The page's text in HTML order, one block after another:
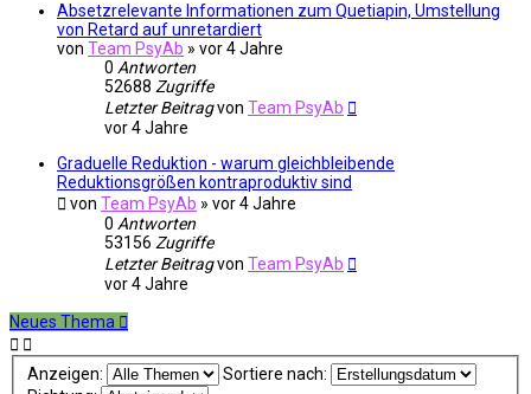
Absetzrelevante Informationen zum Quetiapin, Umstellung
von Retard auf unretardiert
von Team PsyAb » vor 4 Jahre
0 Antworten
52688 Zugriffe
Letzter Beitragvon Team PsyAb
vor 4 Jahre
Graduelle Reduktion - warum gleichbleibende
Reduktionsgrößen kontraproduktiv sind
von Team PsyAb » vor 4 Jahre
0 Antworten
53156 Zugriffe
Letzter Beitragvon Team PsyAb
vor 4 Jahre
Neues Thema
Anzeigen:
Sortiere nach: